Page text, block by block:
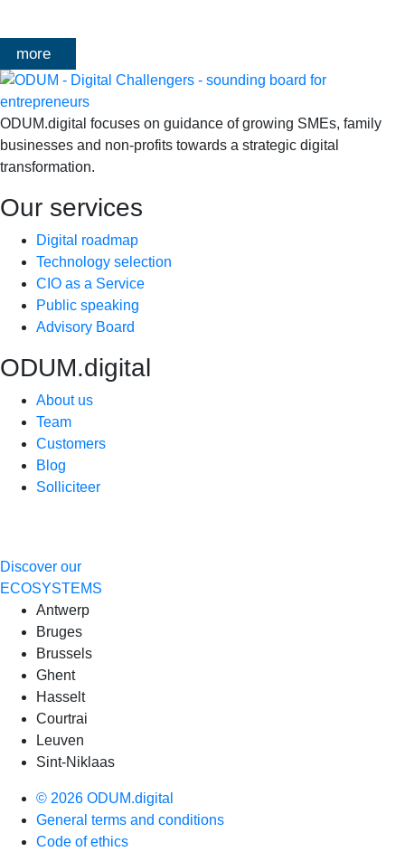
more
ODUM.digital focuses on guidance of growing SMEs, family
businesses and non-profits towards a strategic digital
transformation.
Our services
Digital roadmap
Technology selection
CIO as a Service
Public speaking
Advisory Board
ODUM.digital
About us
Team
Customers
Blog
Solliciteer
Discover our
ECOSYSTEMS
Antwerp
Bruges
Brussels
Ghent
Hasselt
Courtrai
Leuven
Sint-Niklaas
© 2026 ODUM.digital
General terms and conditions
Code of ethics